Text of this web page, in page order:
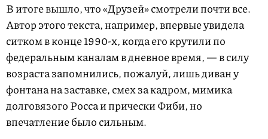
В итоге вышло, что «Друзей» смотрели почти все.
Автор этого текста, например, впервые увидела
ситком в конце 1990-х, когда его крутили по
федеральным каналам в дневное время, — в силу
возраста запомнились, пожалуй, лишь диван у
фонтана на заставке, смех за кадром, мимика
долговязого Росса и прически Фиби, но
впечатление было сильным.